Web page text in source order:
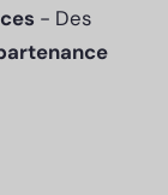
- Des